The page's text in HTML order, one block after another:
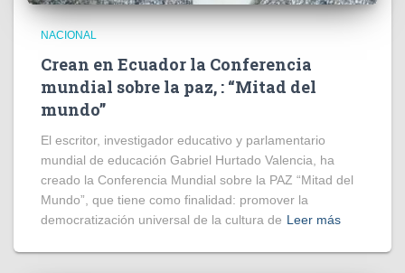
NACIONAL
Crean en Ecuador la Conferencia
mundial sobre la paz, : “Mitad del
mundo”
El escritor, investigador educativo y parlamentario
mundial de educación Gabriel Hurtado Valencia, ha
creado la Conferencia Mundial sobre la PAZ “Mitad del
Mundo”, que tiene como finalidad: promover la
democratización universal de la cultura de Leer más